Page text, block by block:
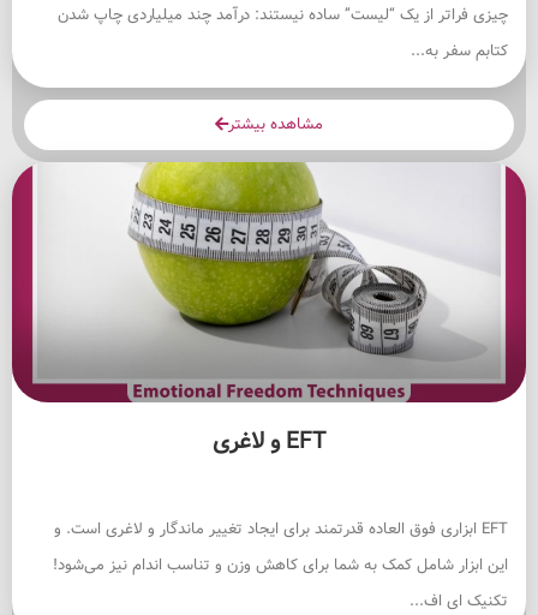
چیزی فراتر از یک “لیست” ساده نیستند: درآمد چند میلیاردی چاپ شدن
کتابم سفر به...
مشاهده بیشتر
EFT و لاغری
EFT ابزاری فوق العاده قدرتمند برای ایجاد تغییر ماندگار و لاغری است. و
این ابزار شامل کمک به شما برای کاهش وزن و تناسب اندام نیز می‌شود!
تکنیک ای اف...